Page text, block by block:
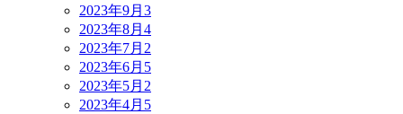
2023年9月 3
2023年8月 4
2023年7月 2
2023年6月 5
2023年5月 2
2023年4月 5